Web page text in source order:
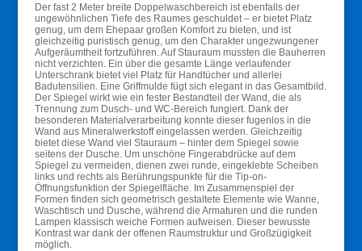
Der fast 2 Meter breite Doppelwaschbereich ist ebenfalls der
ungewöhnlichen Tiefe des Raumes geschuldet – er bietet Platz
genug, um dem Ehepaar großen Komfort zu bieten, und ist
gleichzeitig puristisch genug, um den Charakter ungezwungener
Aufgeräumtheit fortzuführen. Auf Stauraum mussten die Bauherren
nicht verzichten. Ein über die gesamte Länge verlaufender
Unterschrank bietet viel Platz für Handtücher und allerlei
Badutensilien. Eine Griffmulde fügt sich elegant in das Gesamtbild.
Der Spiegel wirkt wie ein fester Bestandteil der Wand, die als
Trennung zum Dusch- und WC-Bereich fungiert. Dank der
besonderen Materialverarbeitung konnte dieser fugenlos in die
Wand aus Mineralwerkstoff eingelassen werden. Gleichzeitig
bietet diese Wand viel Stauraum – hinter dem Spiegel sowie
seitens der Dusche. Um unschöne Fingerabdrücke auf dem
Spiegel zu vermeiden, dienen zwei runde, eingeklebte Scheiben
links und rechts als Berührungspunkte für die Tip-on-
Öffnungsfunktion der Spiegelfläche. Im Zusammenspiel der
Formen finden sich geometrisch gestaltete Elemente wie Wanne,
Waschtisch und Dusche, während die Armaturen und die runden
Lampen klassisch weiche Formen aufweisen. Dieser bewusste
Kontrast war dank der offenen Raumstruktur und Großzügigkeit
möglich.